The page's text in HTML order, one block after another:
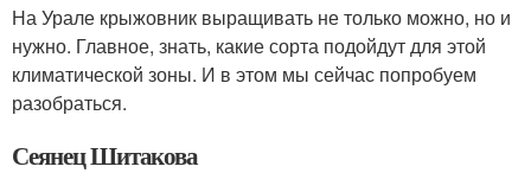
На Урале крыжовник выращивать не только можно, но и
нужно. Главное, знать, какие сорта подойдут для этой
климатической зоны. И в этом мы сейчас попробуем
разобраться.
Сеянец Шитакова